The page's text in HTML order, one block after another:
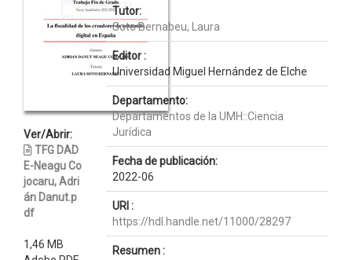
Ver/Abrir:
TFG DAD
E-Neagu Co
jocaru, Adri
án Danut.p
df
1,46 MB
Tutor:
Soto Bernabeu, Laura
Editor :
Universidad Miguel Hernández de Elche
Departamento:
Departamentos de la UMH::Ciencia
Jurídica
Fecha de publicación:
2022-06
URI :
https://hdl.handle.net/11000/28297
Resumen :